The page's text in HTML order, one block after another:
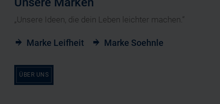
„Unsere Ideen, die dein Leben leichter machen.“
Marke Leifheit Marke Soehnle
ÜBER UNS